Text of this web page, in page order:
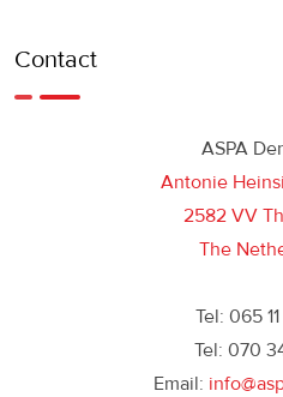
Contact
ASPA
Antonie
2582 VV
The
Tel: 065
Tel: 070
Email: